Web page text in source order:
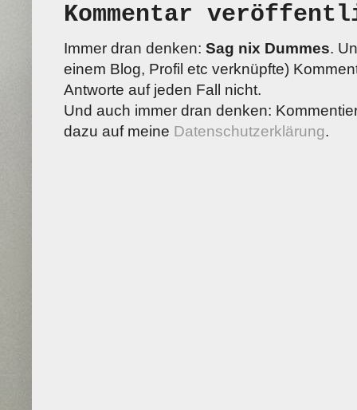
Kommentar
Immer dran denken: Sag nix Dummes.
einem Blog, Profil etc verknüpfte)
Antworte auf jeden Fall nicht.
Und auch immer dran denken:
dazu auf meine Datenschutzerklärung.